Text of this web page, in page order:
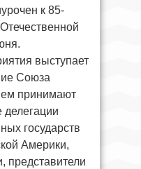
к 85-
выступает
Союза
принимают
делегации
государств
Америки,
представители